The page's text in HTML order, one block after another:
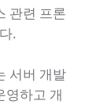
관련 프론
.
서버 개발
영하고 개